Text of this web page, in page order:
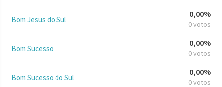
Bom Jesus do Sul
0,00%
0 votos
Bom Sucesso
0,00%
0 votos
Bom Sucesso do Sul
0,00%
0 votos